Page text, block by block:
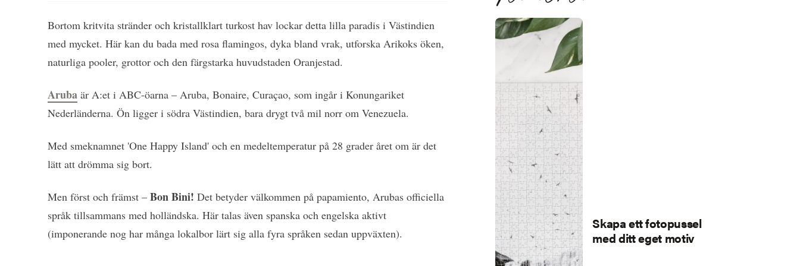
Bortom kritvita stränder och kristallklart turkost hav lockar detta lilla paradis i Västindien
med mycket. Här kan du bada med rosa flamingos, dyka bland vrak, utforska Arikoks öken,
naturliga pooler, grottor och den färgstarka huvudstaden Oranjestad.
Aruba är A:et i ABC-öarna – Aruba, Bonaire, Curaçao, som ingår i Konungariket
Nederländerna. Ön ligger i södra Västindien, bara drygt två mil norr om Venezuela.
Med smeknamnet 'One Happy Island' och en medeltemperatur på 28 grader året om är det
lätt att drömma sig bort.
Men först och främst – Bon Bini! Det betyder välkommen på papamiento, Arubas officiella
språk tillsammans med holländska. Här talas även spanska och engelska aktivt
(imponerande nog har många lokalbor lärt sig alla fyra språken sedan uppväxten).
Skapa ett fotopussel
med ditt eget motiv